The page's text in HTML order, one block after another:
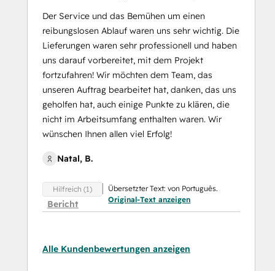
Der Service und das Bemühen um einen
reibungslosen Ablauf waren uns sehr wichtig. Die
Lieferungen waren sehr professionell und haben
uns darauf vorbereitet, mit dem Projekt
fortzufahren! Wir möchten dem Team, das
unseren Auftrag bearbeitet hat, danken, das uns
geholfen hat, auch einige Punkte zu klären, die
nicht im Arbeitsumfang enthalten waren. Wir
wünschen Ihnen allen viel Erfolg!
Natal, B.
Hilfreich (1)
Bericht
Übersetzter Text: von Português.
Original-Text anzeigen
Alle Kundenbewertungen anzeigen